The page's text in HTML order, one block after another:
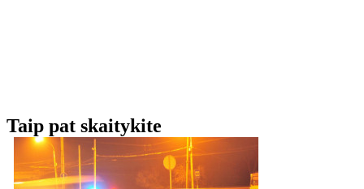
Taip pat skaitykite